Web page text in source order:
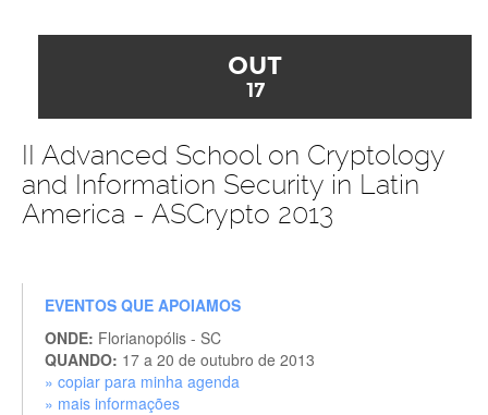
OUT
17
II Advanced School on Cryptology
and Information Security in Latin
America - ASCrypto 2013
EVENTOS QUE APOIAMOS
ONDE: Florianopólis - SC
QUANDO: 17 a 20 de outubro de 2013
» copiar para minha agenda
» mais informações